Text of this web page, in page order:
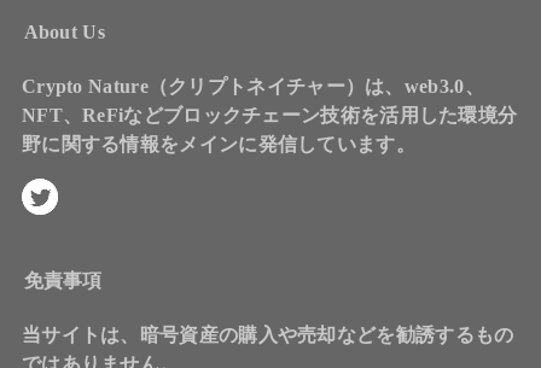
About Us
Crypto Nature（クリプトネイチャー）は、web3.0、
NFT、ReFiなどブロックチェーン技術を活用した環境分
野に関する情報をメインに発信しています。
免責事項
当サイトは、暗号資産の購入や売却などを勧誘するもの